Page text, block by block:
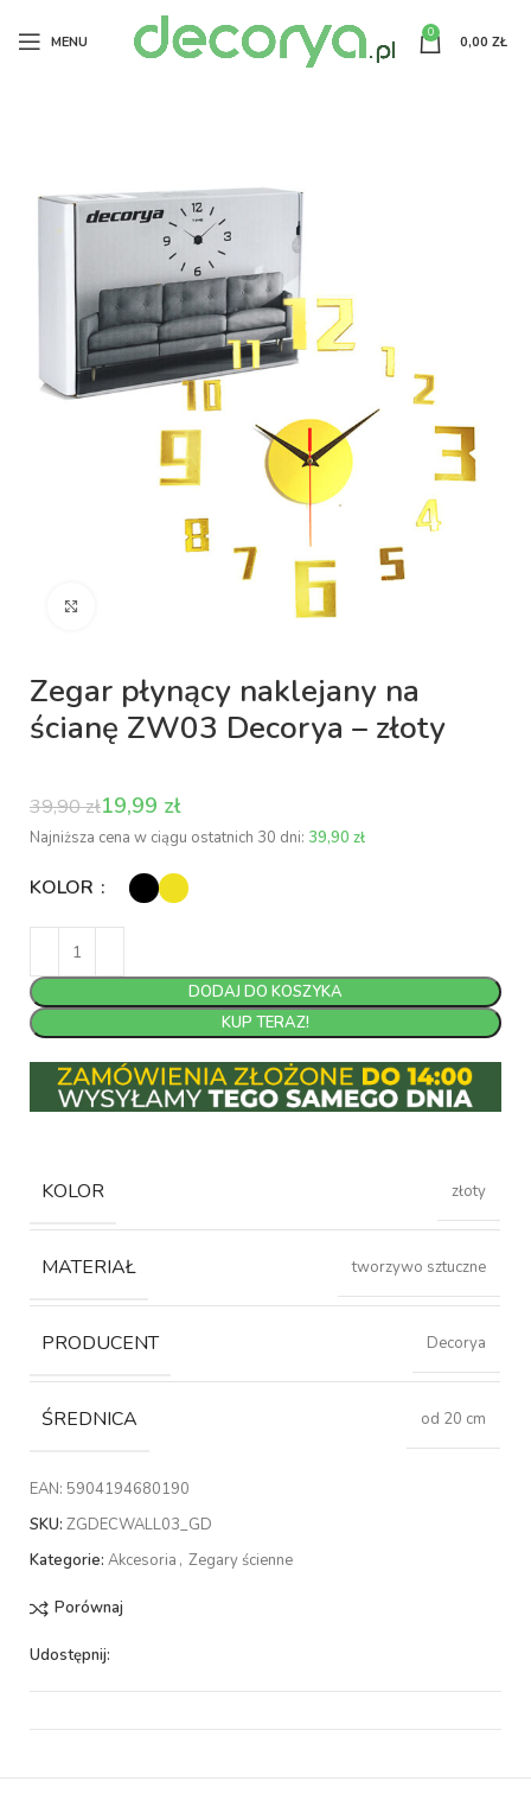
MENU
0
0,00 ZŁ
Zegar płynący naklejany na
ścianę ZW03 Decorya – złoty
39,90zł19,99 zł
Najniższa cena w ciągu ostatnich 30 dni: 39,90 zł
KOLOR
DODAJ DO KOSZYKA
KUP TERAZ!
KOLOR złoty
MATERIAŁ tworzywo sztuczne
PRODUCENT Decorya
ŚREDNICA od 20 cm
EAN: 5904194680190
SKU:ZGDECWALL03_GD
Kategorie: Akcesoria , Zegary ścienne
Porównaj
Udostępnij: